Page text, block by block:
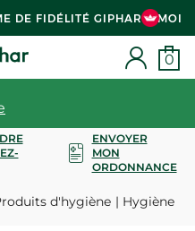
DE FIDÉLITÉ GIPHAR & MOI
0
ENVOYER
MON
ORDONNANCE
d'hygiène Hygiène